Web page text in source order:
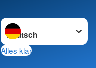
Sprache wechseln zu
Alles klar